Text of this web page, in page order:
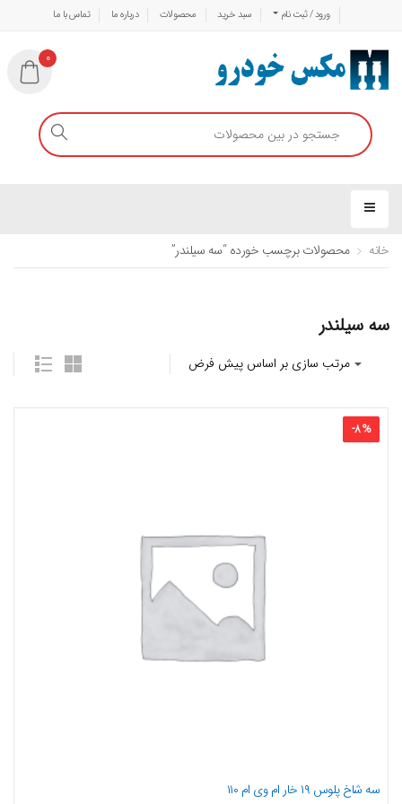
ورود / ثبت نام سبد خرید محصولات درباره ما تماس با ما
0
خانه محصولات برچسب خورده “سه سیلندر”
سه سیلندر
-8%
سه شاخ پلوس ۱۹ خار ام وی ام ۱۱۰